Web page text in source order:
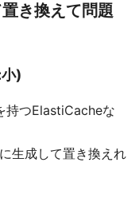
き換えて問題
)
持つElastiCacheな
生成して置き換えれ